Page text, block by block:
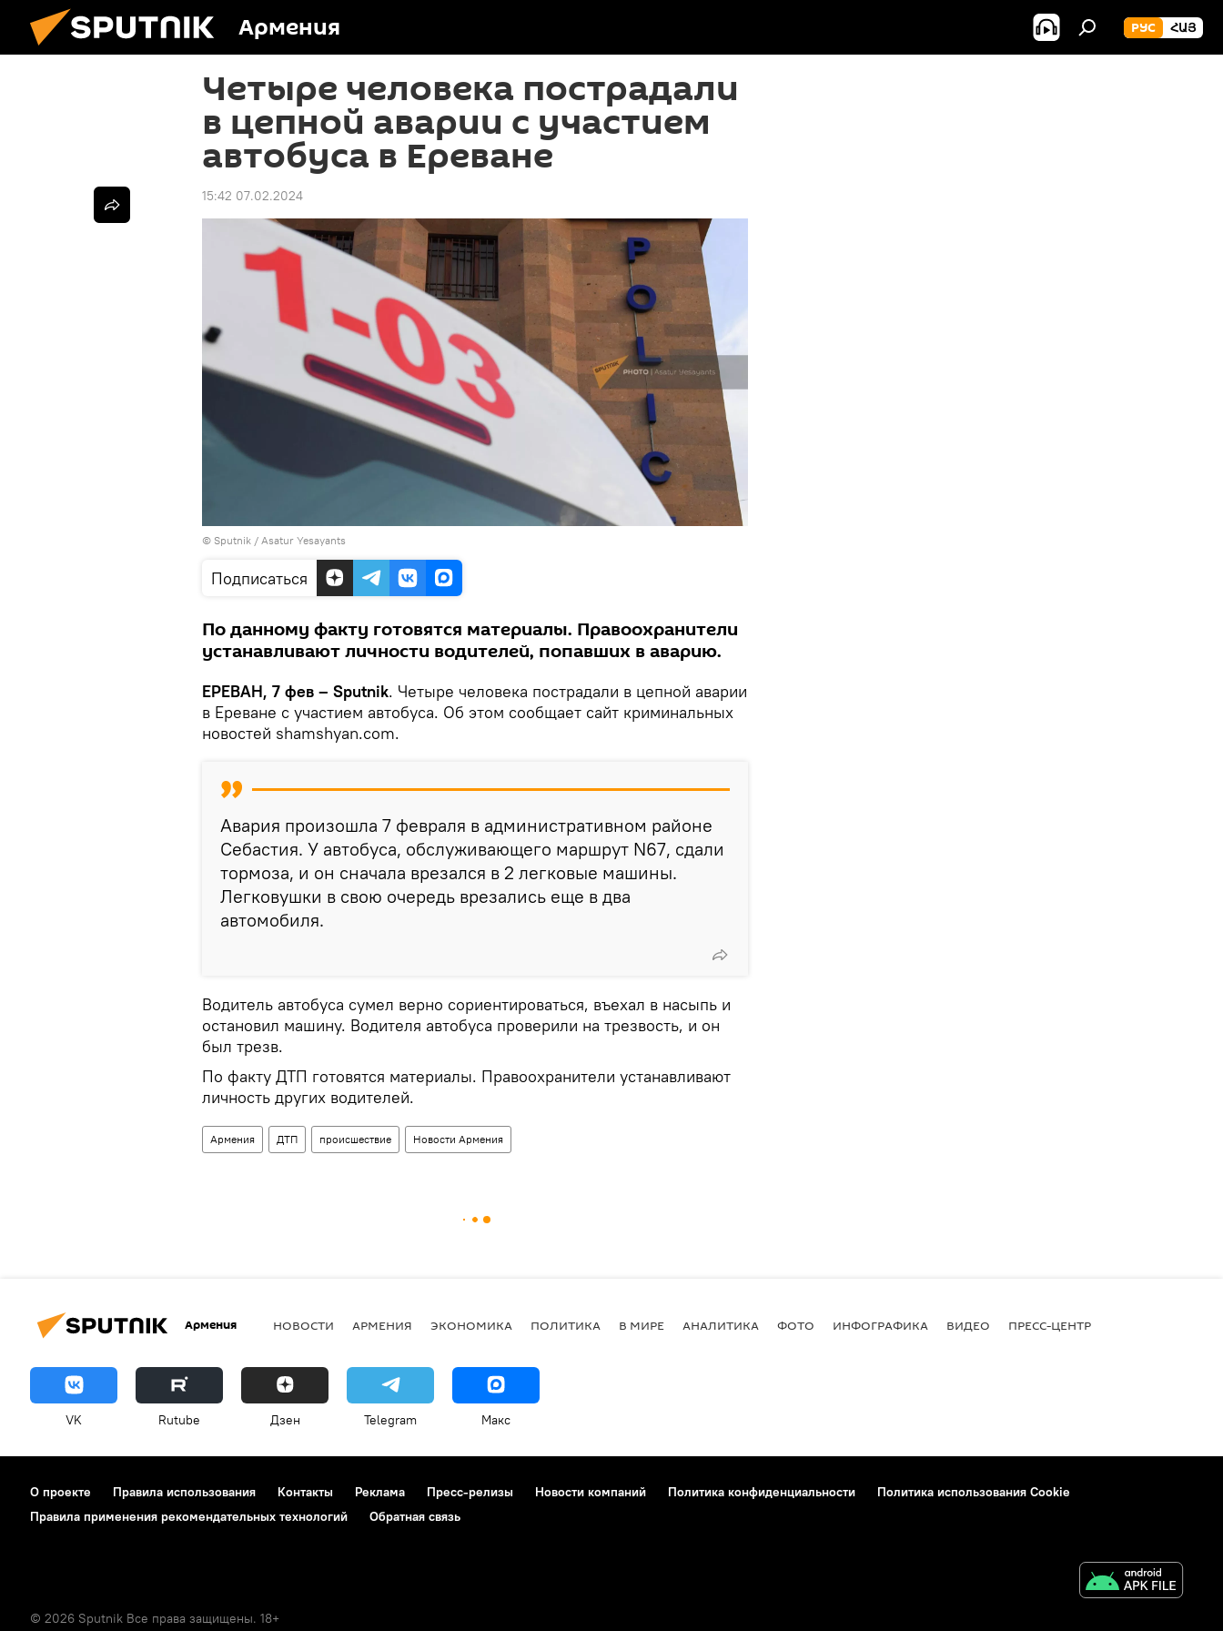
Армения РУС ՀԱՅ
Четыре человека пострадали
в цепной аварии с участием
автобуса в Ереване
15:42 07.02.2024
© Sputnik / Asatur Yesayants
Подписаться
По данному факту готовятся материалы. Правоохранители
устанавливают личности водителей, попавших в аварию.
ЕРЕВАН, 7 фев – Sputnik. Четыре человека пострадали в цепной аварии
в Ереване с участием автобуса. Об этом сообщает сайт криминальных
новостей shamshyan.com.
Авария произошла 7 февраля в административном районе
Себастия. У автобуса, обслуживающего маршрут N67, сдали
тормоза, и он сначала врезался в 2 легковые машины.
Легковушки в свою очередь врезались еще в два
автомобиля.
Водитель автобуса сумел верно сориентироваться, въехал в насыпь и
остановил машину. Водителя автобуса проверили на трезвость, и он
был трезв.
По факту ДТП готовятся материалы. Правоохранители устанавливают
личность других водителей.
Армения ДТП происшествие Новости Армения
Армения НОВОСТИ АРМЕНИЯ ЭКОНОМИКА ПОЛИТИКА В МИРЕ АНАЛИТИКА ФОТО ИНФОГРАФИКА ВИДЕО ПРЕСС-ЦЕНТР
VK Rutube Дзен Telegram Макс
О проекте Правила использования Контакты Реклама Пресс-релизы Новости компаний Политика конфиденциальности
Политика использования Cookie
Правила применения рекомендательных технологий
Обратная связь
© 2026 Sputnik Все права защищены. 18+